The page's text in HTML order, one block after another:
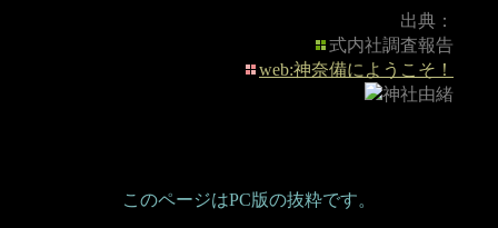
出典：
式内社調査報告
web:神奈備にようこそ！
神社由緒
このページはPC版の抜粋です。